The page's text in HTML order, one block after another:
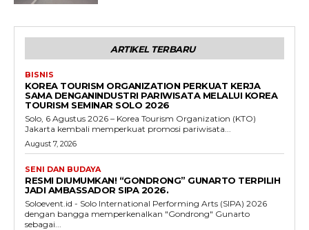
ARTIKEL TERBARU
BISNIS
KOREA TOURISM ORGANIZATION PERKUAT KERJA
SAMA DENGANINDUSTRI PARIWISATA MELALUI KOREA
TOURISM SEMINAR SOLO 2026
Solo, 6 Agustus 2026 – Korea Tourism Organization (KTO)
Jakarta kembali memperkuat promosi pariwisata...
August 7, 2026
SENI DAN BUDAYA
RESMI DIUMUMKAN! “GONDRONG” GUNARTO TERPILIH
JADI AMBASSADOR SIPA 2026.
Soloevent.id - Solo International Performing Arts (SIPA) 2026
dengan bangga memperkenalkan "Gondrong" Gunarto
sebagai...